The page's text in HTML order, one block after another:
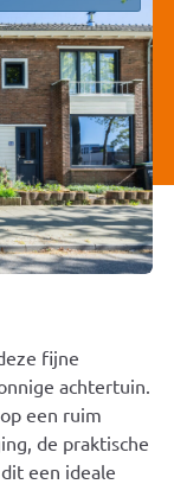
fijne
achtertuin.
een ruim
de praktische
een ideale